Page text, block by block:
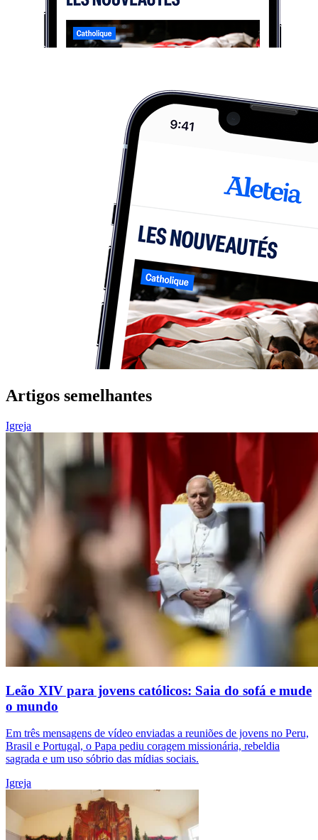
Artigos semelhantes
Igreja
Leão XIV para jovens católicos: Saia do sofá e mude
o mundo
Em três mensagens de vídeo enviadas a reuniões de jovens no Peru,
Brasil e Portugal, o Papa pediu coragem missionária, rebeldia
sagrada e um uso sóbrio das mídias sociais.
Igreja